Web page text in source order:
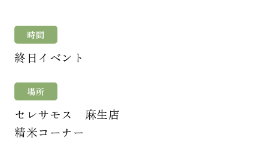
時間
終日イベント
場所
セレサモス 麻生店
精米コーナー